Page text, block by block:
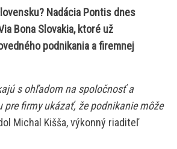
Nadácia Pontis dnes
Bona Slovakia, ktoré už
podnikania a firemnej
s ohľadom na spoločnosť a
firmy ukázať, že podnikanie môže
Michal Kišša, výkonný riaditeľ